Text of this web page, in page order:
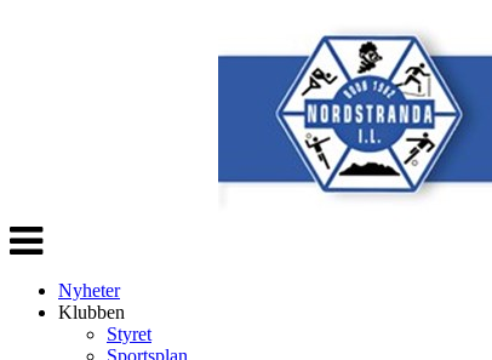
Veksle
navigasjon
Nyheter
Klubben
Styret
Sportsplan